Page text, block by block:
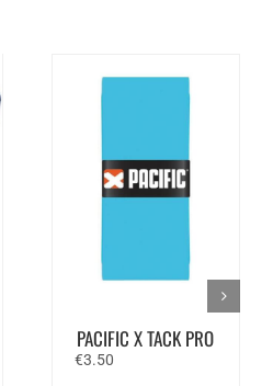
PACIFIC X TACK PRO
€3.50